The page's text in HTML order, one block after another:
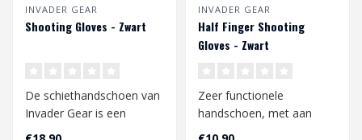
INVADER GEAR
Shooting Gloves - Zwart
De schiethandschoen van
Invader Gear is een
robuuste en lichte schiet-
INVADER GEAR
Half Finger Shooting
Gloves - Zwart
Zeer functionele
handschoen, met aan
beide zijden gelamineerd